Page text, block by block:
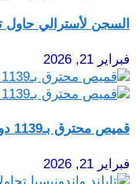
السجن لأسترالي
فبراير 21, 2026
قميص محترق بـ1139 دولارا.. هل تفقد الموضة عقلها؟
فبراير 21, 2026